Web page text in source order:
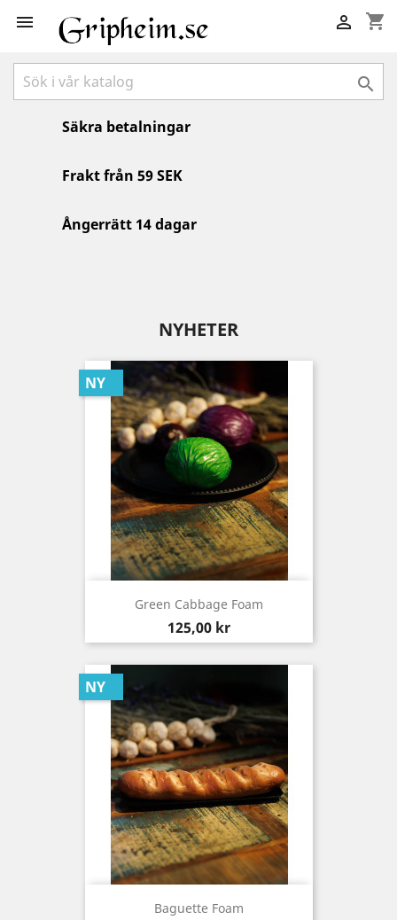
 shopping_cart


Säkra betalningar
Frakt från 59 SEK
Ångerrätt 14 dagar
NYHETER
Green Cabbage Foam
Pris
125,00 kr
NY
Baguette Foam
NY